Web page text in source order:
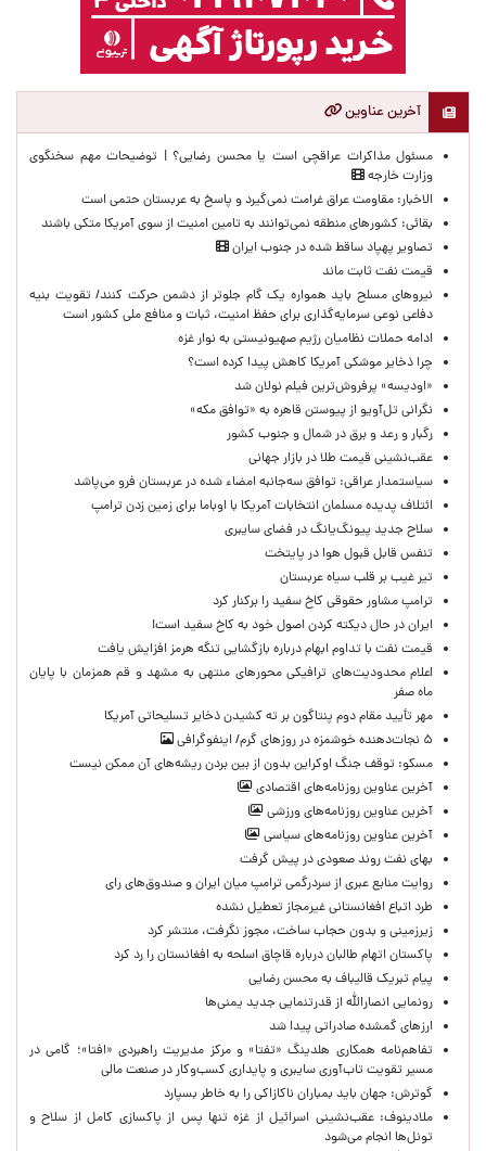
آخرین عناوین
مسئول مذاکرات عراقچی است یا محسن رضایی؟ | توضیحات مهم سخنگوی
وزارت خارجه
الاخبار: مقاومت عراق غرامت نمی‌گیرد و پاسخ به عربستان حتمی است
بقائی: کشورهای منطقه نمی‌توانند به تامین امنیت از سوی آمریکا متکی باشند
تصاویر پهپاد ساقط شده در جنوب ایران
قیمت نفت ثابت ماند
نیروهای مسلح باید همواره یک گام جلوتر از دشمن حرکت کنند/ تقویت بنیه
دفاعی نوعی سرمایه‌گذاری برای حفظ امنیت، ثبات و منافع ملی کشور است
ادامه حملات نظامیان رژیم صهیونیستی به نوار غزه
چرا ذخایر موشکی آمریکا کاهش پیدا کرده است؟
«اودیسه» پرفروش‌ترین فیلم نولان شد
نگرانی تل‌آویو از پیوستن قاهره به «توافق مکه»
رگبار و رعد و برق در شمال و جنوب کشور
عقب‌نشینی قیمت طلا در بازار جهانی
سیاستمدار عراقی: توافق سه‌جانبه امضاء شده در عربستان فرو می‌پاشد
ائتلاف پدیده مسلمان انتخابات آمریکا با اوباما برای زمین زدن ترامپ
سلاح جدید پیونگ‌یانگ در فضای سایبری
تنفس قابل قبول هوا در پایتخت
تیر غیب بر قلب سیاه عربستان
ترامپ مشاور حقوقی کاخ سفید را برکنار کرد
ایران در حال دیکته کردن اصول خود به کاخ سفید است!
قیمت نفت با تداوم ابهام درباره بازگشایی تنگه هرمز افزایش یافت
اعلام محدودیت‌های ترافیکی محورهای منتهی به مشهد و قم همزمان با پایان
ماه صفر
مهر تأیید مقام دوم پنتاگون بر ته کشیدن ذخایر تسلیحاتی آمریکا
۵ نجات‌دهنده خوشمزه در روزهای گرم/ اینفوگرافی
مسکو: توقف جنگ اوکراین بدون از بین بردن ریشه‌های آن ممکن نیست
آخرین عناوین روزنامه‌های اقتصادی
آخرین عناوین روزنامه‌های ورزشی
آخرین عناوین روزنامه‌های سیاسی
بهای نفت روند صعودی در پیش گرفت
روایت منابع عبری از سردرگمی ترامپ میان ایران و صندوق‌های رای
طرد اتباع افغانستانی غیرمجاز تعطیل نشده
زیرزمینی و بدون حجاب ساخت، مجوز نگرفت، منتشر کرد
پاکستان اتهام طالبان درباره قاچاق اسلحه به افغانستان را رد کرد
پیام تبریک قالیباف به محسن رضایی
رونمایی انصارالله از قدرتنمایی جدید یمنی‌ها
ارزهای گمشده صادراتی پیدا شد
تفاهم‌نامه همکاری هلدینگ «تفتا» و مرکز مدیریت راهبردی «افتا»؛ گامی در
مسیر تقویت تاب‌آوری سایبری و پایداری کسب‌وکار در صنعت مالی
گوترش: جهان باید بمباران ناکازاکی را به‌ خاطر بسپارد
ملادینوف: عقب‌نشینی اسرائیل از غزه تنها پس از پاکسازی کامل از سلاح و
تونل‌ها انجام می‌شود